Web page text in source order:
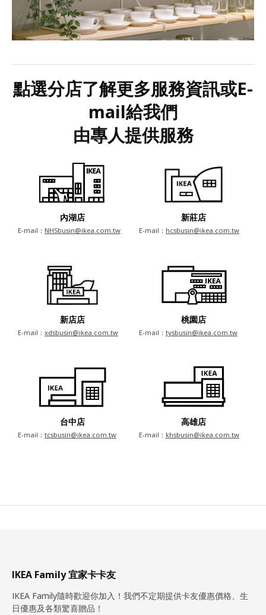
點選分店了解更多服務資訊或E-
mail給我們
由專人提供服務
內湖店
E-mail： NHSbusin@ikea.com.tw
新莊店
E-mail： hcsbusin@ikea.com.tw
新店店
E-mail： xdsbusin@ikea.com.tw
桃園店
E-mail： tysbusin@ikea.com.tw
台中店
E-mail： tcsbusin@ikea.com.tw
高雄店
E-mail： khsbusin@ikea.com.tw
IKEA Family 宜家卡卡友
IKEA Family隨時歡迎你加入！我們不定期提供卡友優惠價格、生
日優惠及各類驚喜贈品！